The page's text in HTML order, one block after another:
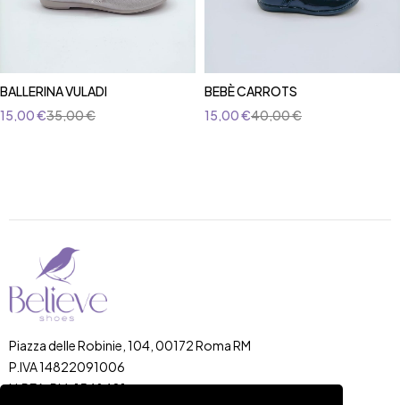
BALLERINA VULADI
35,00€
15,00€
BEBÈ CARROTS
40,00€
15,00€
Piazza delle Robinie, 104, 00172 Roma RM
P.IVA 14822091006
N.REA: RM-1548401